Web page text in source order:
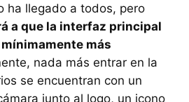
ha llegado a todos, pero
a que la interfaz principal
más
nada más entrar en la
se encuentran con un
junto al logo, un icono